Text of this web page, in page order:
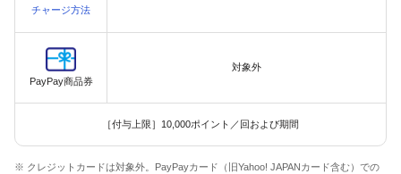
チャージ方法
PayPay商品券
対象外
［付与上限］10,000ポイント／回および期間
※ クレジットカードは対象外。PayPayカード（旧Yahoo! JAPANカード含む）での